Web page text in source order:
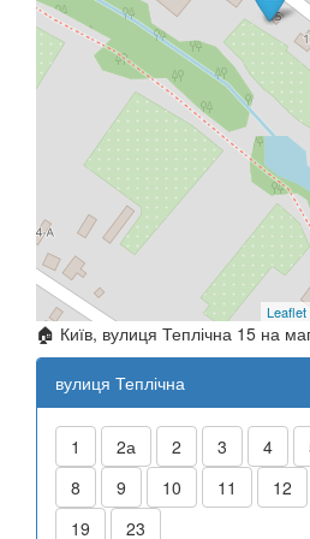
Leaflet
🏠 Київ, вулиця Теплічна 15 на
вулиця Теплічна
1 2а 2 3 4
8
9 10 11 12
19
23